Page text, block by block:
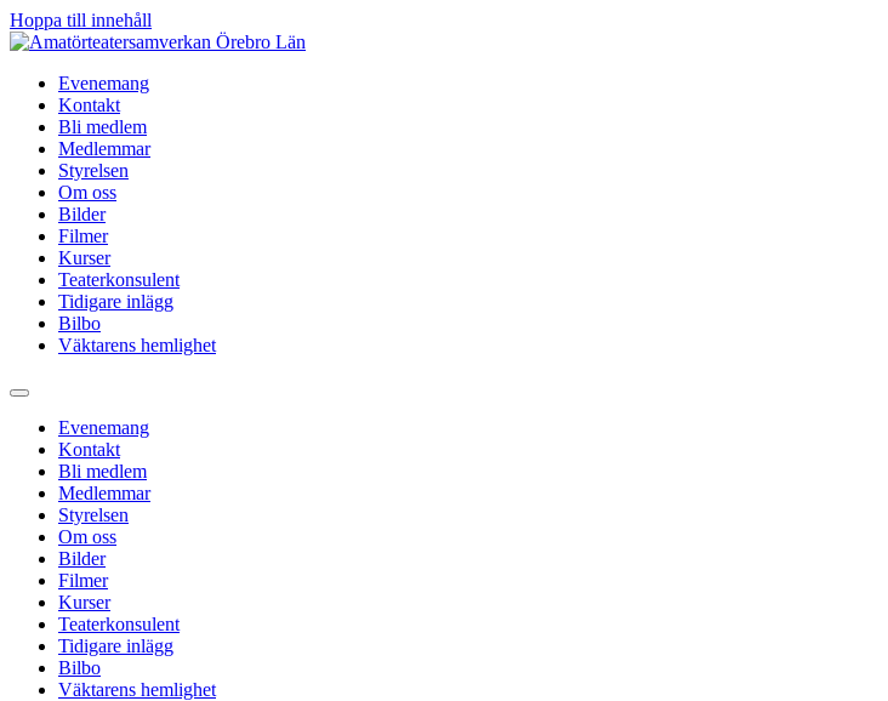
Hoppa till innehåll
Evenemang
Kontakt
Bli medlem
Medlemmar
Styrelsen
Om oss
Bilder
Filmer
Kurser
Teaterkonsulent
Tidigare inlägg
Bilbo
Väktarens hemlighet
Evenemang
Kontakt
Bli medlem
Medlemmar
Styrelsen
Om oss
Bilder
Filmer
Kurser
Teaterkonsulent
Tidigare inlägg
Bilbo
Väktarens hemlighet